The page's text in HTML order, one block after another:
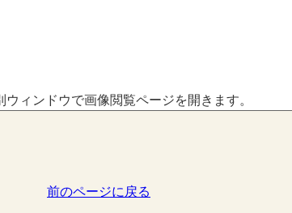
ィンドウで画像閲覧ページを開きます。
前のページに戻る